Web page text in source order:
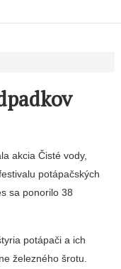
akcia Čisté vody,
potápačských
sa ponorilo 38
potápači a ich
železného šrotu.